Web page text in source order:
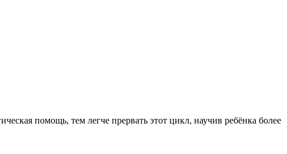
помощь, тем легче прервать этот цикл, научив ребёнка более